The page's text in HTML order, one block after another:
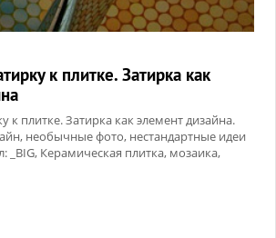
к плитке. Затирка как
к плитке. Затирка как элемент дизайна.
необычные фото, нестандартные идеи
_BIG, Керамическая плитка, мозаика,